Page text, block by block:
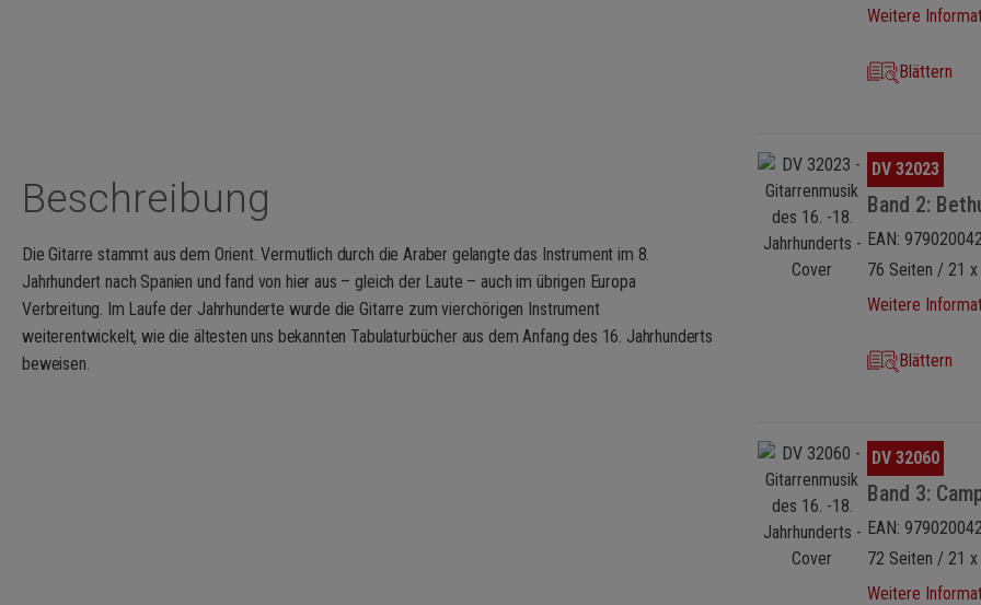
Weitere
Blättern
Bildergalerie überspringen
DV 32023
Band 2:
EAN:
76 Seiten / 21
Weitere
Blättern
Bildergalerie überspringen
DV 32060
Band 3:
EAN:
72 Seiten / 21
Weitere
Beschreibung
Die Gitarre stammt aus dem Orient. Vermutlich durch die Araber gelangte das Instrument im 8.
Jahrhundert nach Spanien und fand von hier aus – gleich der Laute – auch im übrigen Europa
Verbreitung. Im Laufe der Jahrhunderte wurde die Gitarre zum vierchörigen Instrument
weiterentwickelt, wie die ältesten uns bekannten Tabulaturbücher aus dem Anfang des 16. Jahrhunderts
beweisen.